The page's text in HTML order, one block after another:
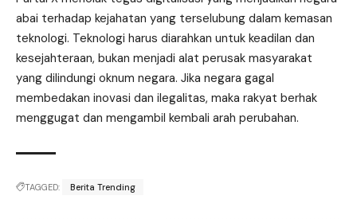
abai terhadap kejahatan yang terselubung dalam kemasan
teknologi. Teknologi harus diarahkan untuk keadilan dan
kesejahteraan, bukan menjadi alat perusak masyarakat
yang dilindungi oknum negara. Jika negara gagal
membedakan inovasi dan ilegalitas, maka rakyat berhak
menggugat dan mengambil kembali arah perubahan.
TAGGED: Berita Trending